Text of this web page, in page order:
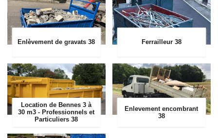
Enlèvement de gravats 38 Ferrailleur 38
Location de Bennes 3 à
30 m3 - Professionnels et
Particuliers 38
Enlevement encombrant
38